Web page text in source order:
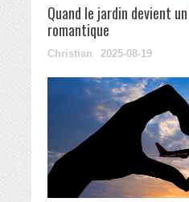
Quand le jardin devient
romantique
Christian 2025-08-19